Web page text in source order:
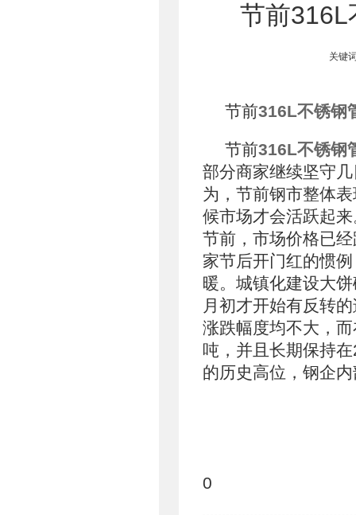
节前316L
关键
节前316L不锈钢
节前316L不锈钢
部分商家继续坚守
为，节前钢市整体
候市场才会活跃起
节前，市场价格已
家节后开门红的惯
暖。城镇化建设大
月初才开始有反转
涨跌幅度均不大，
吨，并且长期保持在
的历史高位，钢企
0